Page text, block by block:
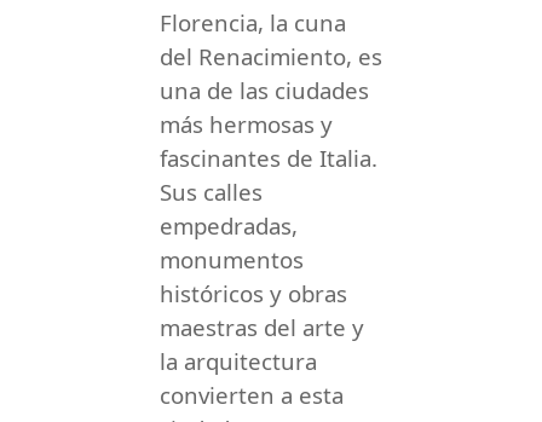
Florencia, la cuna
del Renacimiento, es
una de las ciudades
más hermosas y
fascinantes de Italia.
Sus calles
empedradas,
monumentos
históricos y obras
maestras del arte y
la arquitectura
convierten a esta